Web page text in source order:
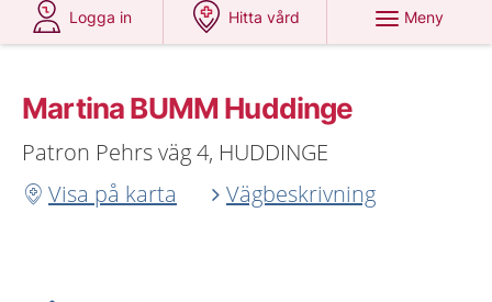
Logga in
Hitta vård
Meny
Martina BUMM Huddinge
Patron Pehrs väg 4, HUDDINGE
Visa på karta
Vägbeskrivning